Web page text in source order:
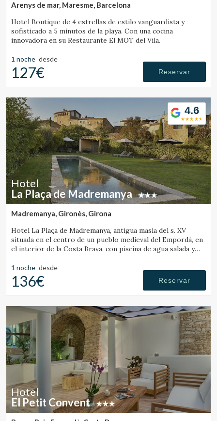
Arenys de mar, Maresme, Barcelona
Hotel Boutique de 4 estrellas de estilo vanguardista y
sofisticado a 5 minutos de la playa. Con una cocina
innovadora en su Restaurante El MOT del Vila.
1 noche desde
127€ Reservar
4.6
Hotel
La Plaça de Madremanya
Madremanya, Gironès, Girona
Hotel La Plaça de Madremanya, antigua masía del s. XV
situada en el centro de un pueblo medieval del Empordà, en
el interior de la Costa Brava, con piscina de agua salada y
1 noche desde
136€ Reservar
Hotel
El Petit Convent
Guardar configuración Aceptar todas